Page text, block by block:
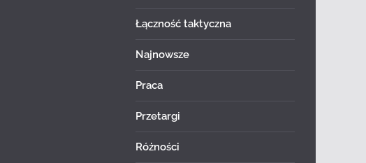
Łączność taktyczna
Najnowsze
Praca
Przetargi
Różności